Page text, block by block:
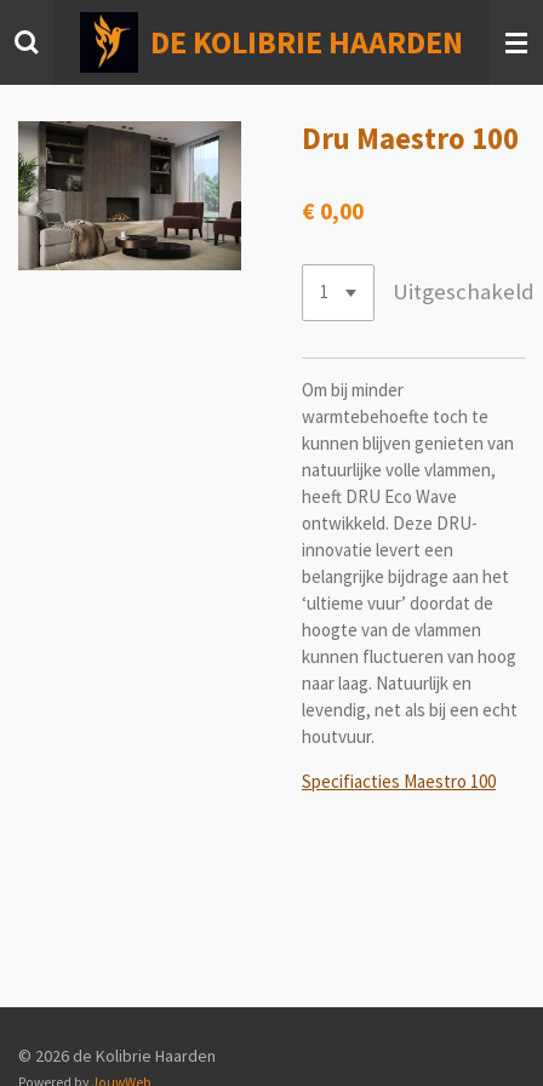
direct
hoofdinhoud
DE KOLIBRIE HAARDEN
Dru Maestro 100
€ 0,00
Uitgeschakeld
Om bij minder
warmtebehoefte toch te
kunnen blijven genieten van
natuurlijke volle vlammen,
heeft DRU Eco Wave
ontwikkeld. Deze DRU-
innovatie levert een
belangrijke bijdrage aan het
‘ultieme vuur’ doordat de
hoogte van de vlammen
kunnen fluctueren van hoog
naar laag. Natuurlijk en
levendig, net als bij een echt
houtvuur.
Specifiacties Maestro 100
© 2026 de Kolibrie Haarden
Powered by JouwWeb